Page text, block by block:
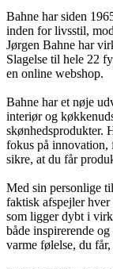
Bahne har siden
inden for livsstil,
Jørgen Bahne har
Slagelse til hele 22
en online webshop.
Bahne har et nøje
interiør og
skønhedsprodukter.
fokus på innovation,
sikre, at du får
Med sin personlige
faktisk afspejler hver
som ligger dybt i
både inspirerende
varme følelse, du